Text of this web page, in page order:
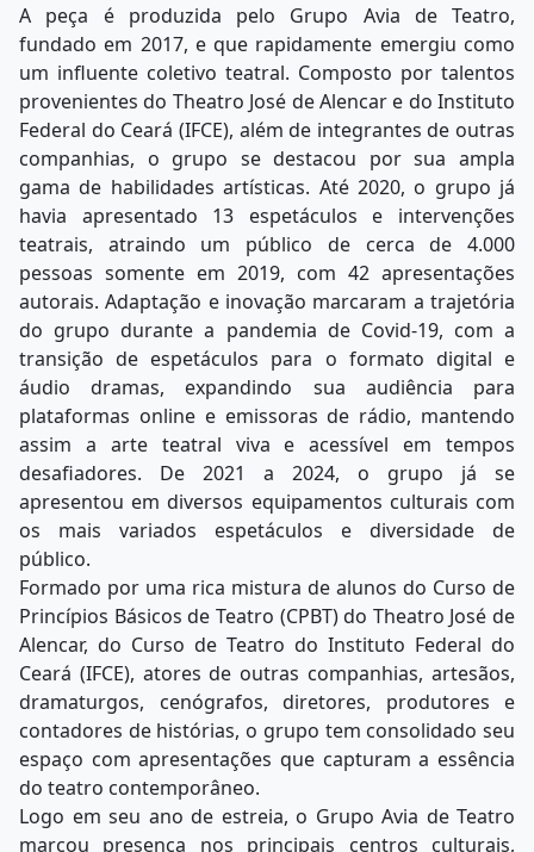
A peça é produzida pelo Grupo Avia de Teatro,
fundado em 2017, e que rapidamente emergiu como
um influente coletivo teatral. Composto por talentos
provenientes do Theatro José de Alencar e do Instituto
Federal do Ceará (IFCE), além de integrantes de outras
companhias, o grupo se destacou por sua ampla
gama de habilidades artísticas. Até 2020, o grupo já
havia apresentado 13 espetáculos e intervenções
teatrais, atraindo um público de cerca de 4.000
pessoas somente em 2019, com 42 apresentações
autorais. Adaptação e inovação marcaram a trajetória
do grupo durante a pandemia de Covid-19, com a
transição de espetáculos para o formato digital e
áudio dramas, expandindo sua audiência para
plataformas online e emissoras de rádio, mantendo
assim a arte teatral viva e acessível em tempos
desafiadores. De 2021 a 2024, o grupo já se
apresentou em diversos equipamentos culturais com
os mais variados espetáculos e diversidade de
público.
Formado por uma rica mistura de alunos do Curso de
Princípios Básicos de Teatro (CPBT) do Theatro José de
Alencar, do Curso de Teatro do Instituto Federal do
Ceará (IFCE), atores de outras companhias, artesãos,
dramaturgos, cenógrafos, diretores, produtores e
contadores de histórias, o grupo tem consolidado seu
espaço com apresentações que capturam a essência
do teatro contemporâneo.
Logo em seu ano de estreia, o Grupo Avia de Teatro
marcou presença nos principais centros culturais,